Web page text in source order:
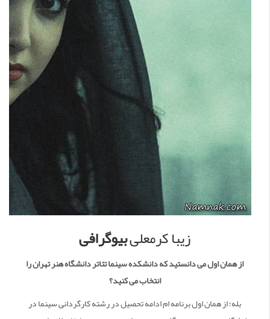
زیبا کرمعلیبیوگرافی
از همان اول می دانستید که دانشکده سینما تئاتر دانشگاه هنر تهران را
انتخاب می کنید؟
بله؛ از همان اول برنامه ام ادامه تحصیل در رشته کارگردانی سینما در